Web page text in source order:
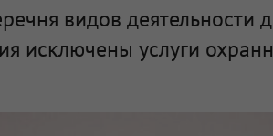
видов деятельности
исключены услуги